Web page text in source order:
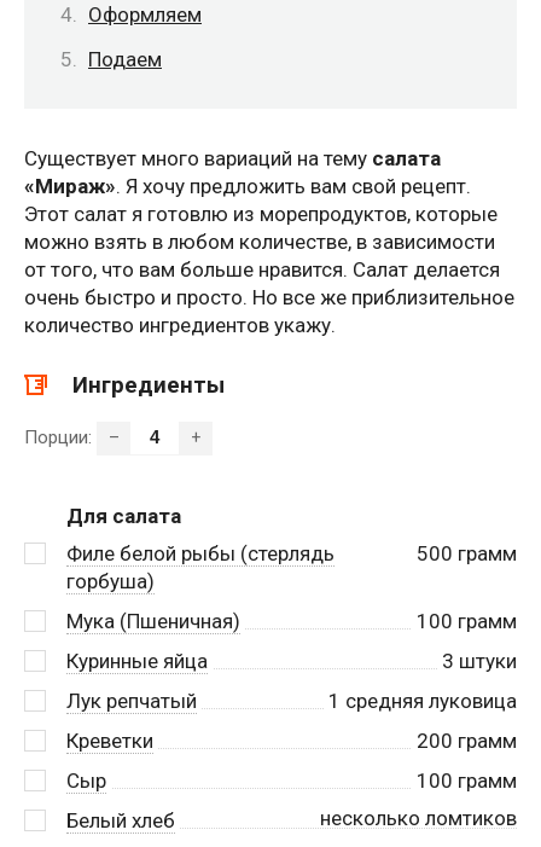
Оформляем
Подаем
Существует много вариаций на тему салата
«Мираж». Я хочу предложить вам свой рецепт.
Этот салат я готовлю из морепродуктов, которые
можно взять в любом количестве, в зависимости
от того, что вам больше нравится. Салат делается
очень быстро и просто. Но все же приблизительное
количество ингредиентов укажу.
Ингредиенты
Порции: – +
Для салата
Филе белой рыбы (стерлядь
горбуша)
500 грамм
Мука (Пшеничная) 100 грамм
Куринные яйца
3 штуки
Лук репчатый
1 средняя луковица
Креветки
200 грамм
Сыр
100 грамм
Белый хлеб
несколько ломтиков